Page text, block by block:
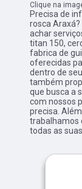
Clique na
Precisa de
rosca
achar
titan 150,
fabrica de
oferecidas
dentro de
também
que busca a
com nossos
precisa.
trabalhamos
todas as